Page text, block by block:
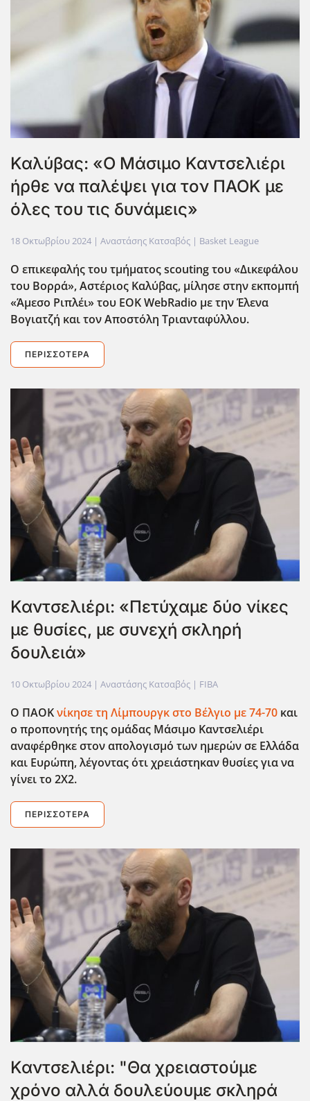
Καλύβας: «Ο Μάσιμο Καντσελιέρι
ήρθε να παλέψει για τον ΠΑΟΚ με
όλες του τις δυνάμεις»
18 Οκτωβρίου 2024 | Αναστάσης Κατσαβός | Basket League
Ο επικεφαλής του τμήματος scouting του «Δικεφάλου
του Βορρά», Αστέριος Καλύβας, μίλησε στην εκπομπή
«Άμεσο Ριπλέι» του EOKWebRadio με την Έλενα
Βογιατζή και τον Αποστόλη Τριανταφύλλου.
ΠΕΡΙΣΣΌΤΕΡΑ
Καντσελιέρι: «Πετύχαμε δύο νίκες
με θυσίες, με συνεχή σκληρή
δουλειά»
10 Οκτωβρίου 2024 | Αναστάσης Κατσαβός | FIBA
Ο ΠΑΟΚνίκησε τη Λίμπουργκ στο Βέλγιο με 74-70 και
ο προπονητής της ομάδας Μάσιμο Καντσελιέρι
αναφέρθηκε στον απολογισμό των ημερών σε Ελλάδα
και Ευρώπη, λέγοντας ότι χρειάστηκαν θυσίες για να
γίνει το 2Χ2.
ΠΕΡΙΣΣΌΤΕΡΑ
Καντσελιέρι: "Θα χρειαστούμε
χρόνο αλλά δουλεύουμε σκληρά